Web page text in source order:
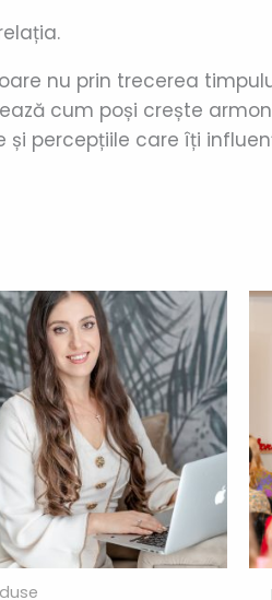
nu prin trecerea
cum poși crește
percepțiile care îți